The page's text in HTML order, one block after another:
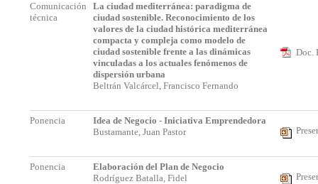
Comunicación
técnica
La ciudad mediterránea: paradigma de
ciudad sostenible. Reconocimiento de los
valores de la ciudad histórica mediterránea
compacta y compleja como modelo de
ciudad sostenible frente a las dinámicas
vinculadas a los actuales fenómenos de
dispersión urbana
Beltrán Valcárcel, Francisco Fernando
Doc.
Ponencia
Idea de Negocio - Iniciativa Emprendedora
Bustamante, Juan Pastor
Ponencia
Elaboración del Plan de Negocio
Rodríguez Batalla, Fidel